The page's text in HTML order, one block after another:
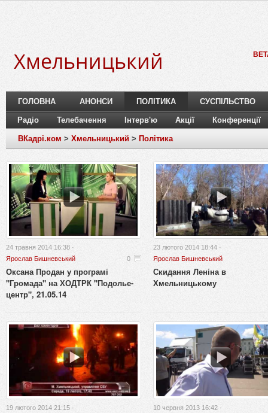
Хмельницький
ГОЛОВНА АНОНСИ ПОЛІТИКА СУСПІЛЬСТВО
Радіо Телебачення Інтерв'ю Акції Конференції
ВКадрі.ком > Хмельницький > Політика
24 травня 2014 16:38 ·
Ярослав Бишневський
0
Оксана Продан у програмі
"Громада" на ХОДТРК "Подолье-
центр", 21.05.14
23 лютого 2014 18:44 ·
Ярослав Бишневський
Скидання Леніна в
Хмельницькому
19 лютого 2014 21:15 ·
10 червня 2013 16:42 ·